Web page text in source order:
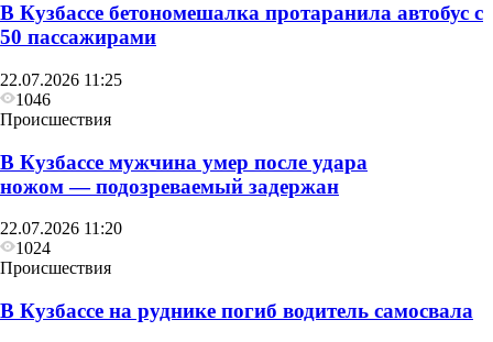
В Кузбассе бетономешалка протаранила автобус с
50 пассажирами
22.07.2026 11:25
1046
Происшествия
В Кузбассе мужчина умер после удара
ножом — подозреваемый задержан
22.07.2026 11:20
1024
Происшествия
В Кузбассе на руднике погиб водитель самосвала